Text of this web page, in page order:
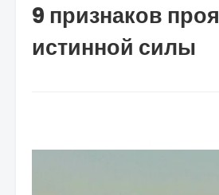
9 признаков
истинной силы